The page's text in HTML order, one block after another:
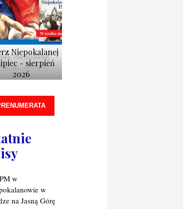
Niepokalanej
sierpień 2026
Niepokalanej
- sierpień
2026
w
w
na Jasną Górę